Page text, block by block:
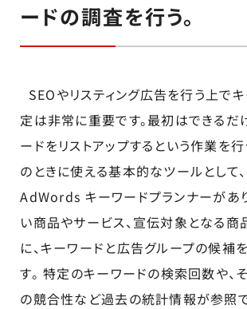
ードの調査を行う。
SEOやリスティング広告を行う上で
定は非常に重要です。最初はできるだ
ードをリストアップするという作業を行
のときに使える基本的なツールとして
AdWords キーワードプランナーがあ
い商品やサービス、宣伝対象となる商
に、キーワードと広告グループの候補
す。 特定のキーワードの検索回数や、
の競合性など過去の統計情報が参照で